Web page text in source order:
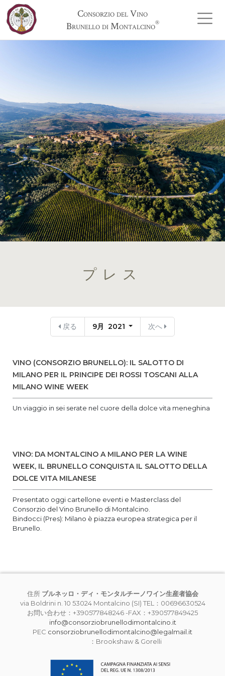
Consorzio del Vino
Brunello di Montalcino®
プレス
戻る 9月 2021 次へ
VINO (CONSORZIO BRUNELLO): IL SALOTTO DI
MILANO PER IL PRINCIPE DEI ROSSI TOSCANI ALLA
MILANO WINE WEEK
Un viaggio in sei serate nel cuore della dolce vita meneghina
VINO: DA MONTALCINO A MILANO PER LA WINE
WEEK, IL BRUNELLO CONQUISTA IL SALOTTO DELLA
DOLCE VITA MILANESE
Presentato oggi cartellone eventi e Masterclass del
Consorzio del Vino Brunello di Montalcino.
Bindocci (Pres): Milano è piazza europea strategica per il
Brunello.
住所 ブルネッロ・ディ・モンタルチーノワイン生産者協会
via Boldrini n. 10 53024 Montalcino (SI) TEL：00696630524
お問い合わせ：+390577848246 -FAX：+390577849425
info@consorziobrunellodimontalcino.it
PEC consorziobrunellodimontalcino@legalmail.it
：Brookshaw & Gorelli